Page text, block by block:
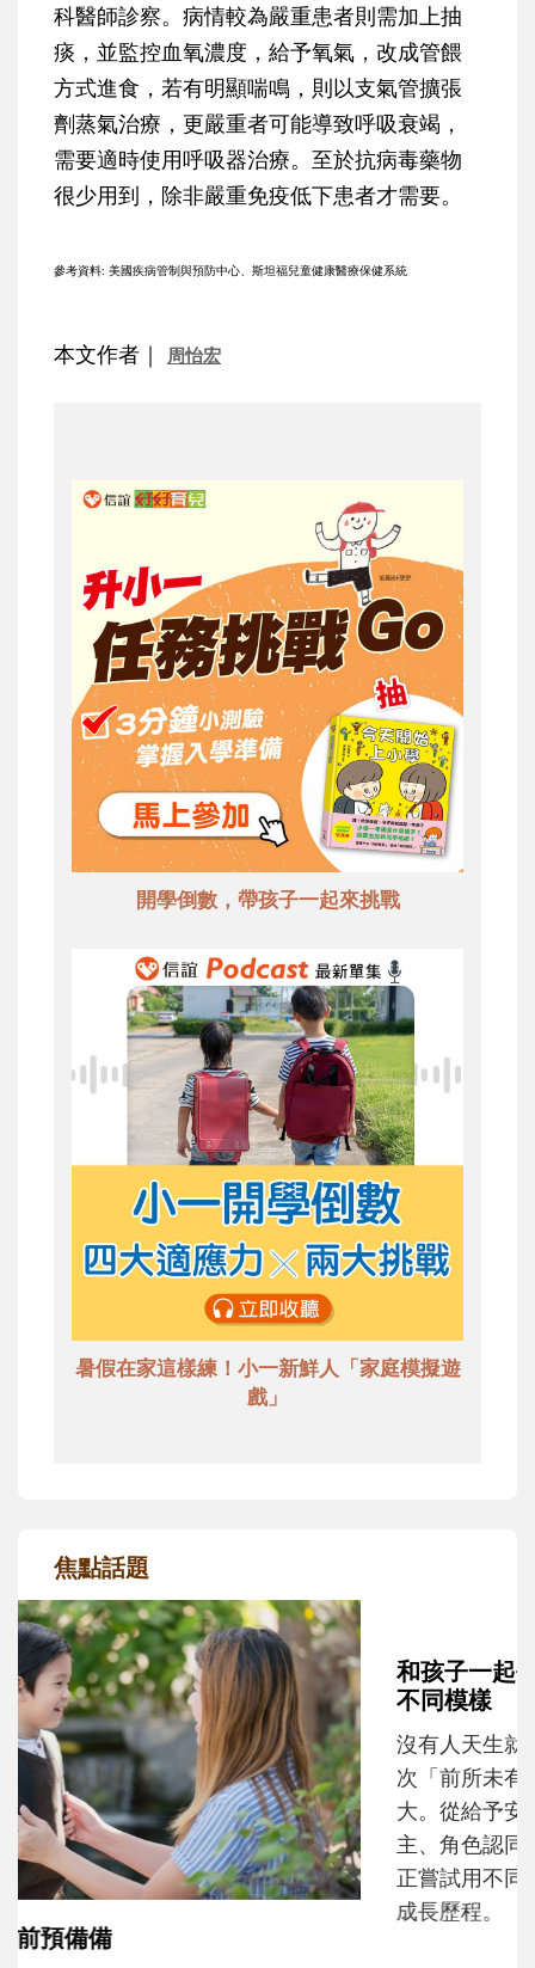
科醫師診察。病情較為嚴重患者則需加上抽
痰，並監控血氧濃度，給予氧氣，改成管餵
方式進食，若有明顯喘鳴，則以支氣管擴張
劑蒸氣治療，更嚴重者可能導致呼吸衰竭，
需要適時使用呼吸器治療。至於抗病毒藥物
很少用到，除非嚴重免疫低下患者才需要。
參考資料: 美國疾病管制與預防中心、斯坦福兒童健康醫療保健系統
本文作者｜ 周怡宏
開學倒數，帶孩子一起來挑戰
暑假在家這樣練！小一新鮮人「家庭模擬遊
戲」
焦點話題
和孩子一起長大的那個男人│讀懂父親的